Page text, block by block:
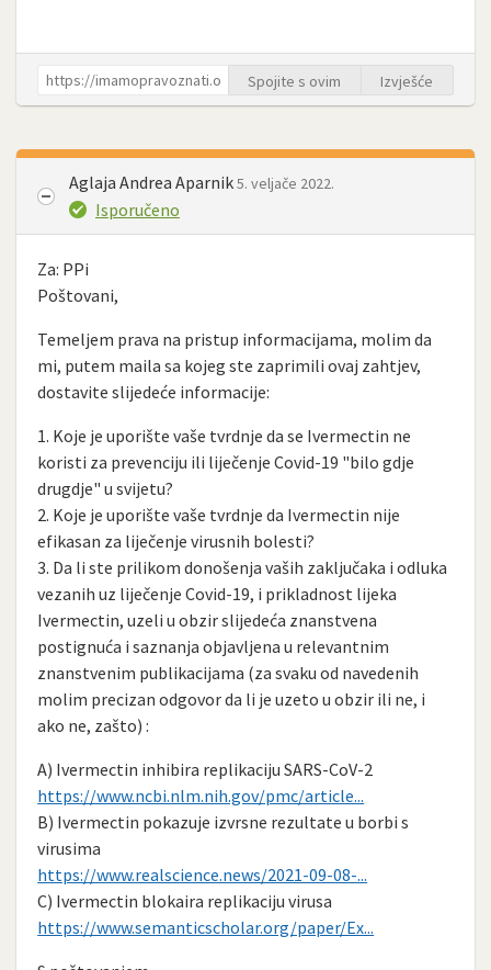
Spojite s ovim Izvješće
Aglaja Andrea Aparnik5. veljače 2022.
Isporučeno
Za: PPi
Poštovani,
Temeljem prava na pristup informacijama, molim da
mi, putem maila sa kojeg ste zaprimili ovaj zahtjev,
dostavite slijedeće informacije:
1. Koje je uporište vaše tvrdnje da se Ivermectin ne
koristi za prevenciju ili liječenje Covid-19 "bilo gdje
drugdje" u svijetu?
2. Koje je uporište vaše tvrdnje da Ivermectin nije
efikasan za liječenje virusnih bolesti?
3. Da li ste prilikom donošenja vaših zaključaka i odluka
vezanih uz liječenje Covid-19, i prikladnost lijeka
Ivermectin, uzeli u obzir slijedeća znanstvena
postignuća i saznanja objavljena u relevantnim
znanstvenim publikacijama (za svaku od navedenih
molim precizan odgovor da li je uzeto u obzir ili ne, i
ako ne, zašto) :
A) Ivermectin inhibira replikaciju SARS-CoV-2
https://www.ncbi.nlm.nih.gov/pmc/article...
B) Ivermectin pokazuje izvrsne rezultate u borbi s
virusima
https://www.realscience.news/2021-09-08-...
C) Ivermectin blokaira replikaciju virusa
https://www.semanticscholar.org/paper/Ex...